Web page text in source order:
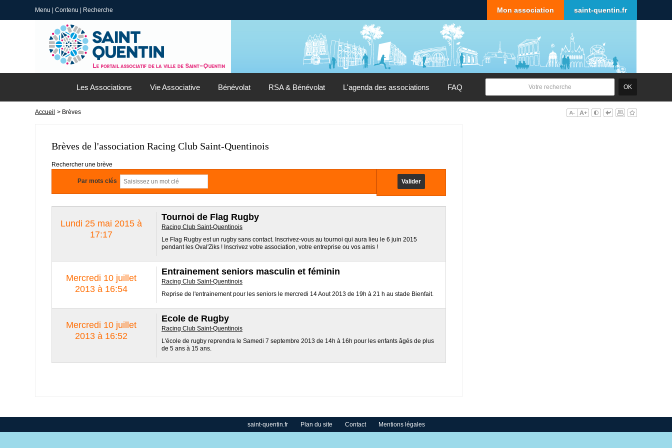
Menu Contenu Recherche saint-quentin.fr
Mon association
Les Associations Vie Associative Bénévolat RSA & Bénévolat L'agenda des associations FAQ
Accueil > Brèves
Brèves de l'association Racing Club Saint-Quentinois
Rechercher une brève
Par mots clés
Lundi 25 mai 2015 à
17:17
Tournoi de Flag Rugby
Racing Club Saint-Quentinois
Le Flag Rugby est un rugby sans contact. Inscrivez-vous au tournoi qui aura lieu le 6 juin 2015
pendant les Oval'Ziks ! Inscrivez votre association, votre entreprise ou vos amis !
Mercredi 10 juillet
2013 à 16:54
Entrainement seniors masculin et féminin
Racing Club Saint-Quentinois
Reprise de l'entrainement pour les seniors le mercredi 14 Aout 2013 de 19h à 21 h au stade Bienfait.
Mercredi 10 juillet
2013 à 16:52
Ecole de Rugby
Racing Club Saint-Quentinois
L'école de rugby reprendra le Samedi 7 septembre 2013 de 14h à 16h pour les enfants âgés de plus
de 5 ans à 15 ans.
saint-quentin.fr Plan du site Contact Mentions légales